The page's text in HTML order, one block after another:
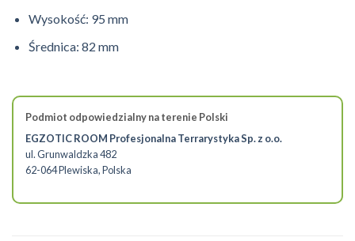
Wysokość: 95 mm
Średnica: 82 mm
Podmiot odpowiedzialny na terenie Polski
EGZOTIC ROOM Profesjonalna Terrarystyka Sp. z o.o.
ul. Grunwaldzka 482
62-064 Plewiska, Polska